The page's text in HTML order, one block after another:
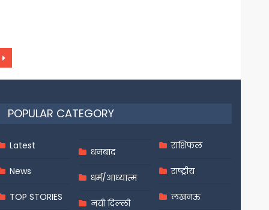
POPULAR CATEGORY
Latest
News
TOP STORIES
धनबाद
धर्म/आध्यात्म
नयी दिल्ली
राशिफल
राष्ट्रीय
लखनऊ